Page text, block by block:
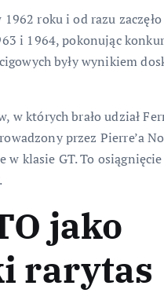
roku i od razu
i 1964, pokonując
były wynikiem
w których brało udział
przez Pierre’a
klasie GT. To
jako
rarytas